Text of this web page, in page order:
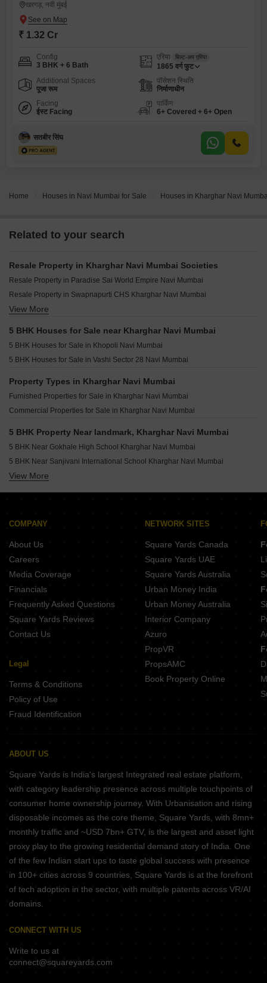
खरगड़, नवी मुंबई
₹ 1.32 Cr
Config
3 BHK + 6 Bath
एरिया बिल्ट-अप एरिया
1865 वर्ग फुट
Additional Spaces
पूजा रूम
पॉसेशन स्थिति
निर्माणाधीन
Facing
ईस्ट Facing
पार्किंग
6+ Covered + 6+ Open
सतबीर सिंघ
Home Houses in Navi Mumbai for Sale Houses in Kharghar Navi
Related to your search
Resale Property in Kharghar Navi Mumbai Societies
Resale Property in Paradise Sai World Empire Navi Mumbai
Resale Property in Swapnapurti CHS Kharghar Navi Mumbai
Resale Property in Bageshree CHS Kharghar Navi Mumbai
Resale Property in Simran Sapphire Navi Mumbai
Resale Property in Balaji Delta Central Navi Mumbai
Resale Property in Bhagwati Greens 3 Navi Mumbai
Resale Property in Haware Splendor Navi Mumbai
View More
5 BHK Houses for Sale near Kharghar Navi Mumbai
5 BHK Houses for Sale in Khopoli Navi Mumbai
5 BHK Houses for Sale in Vashi Sector 28 Navi Mumbai
Property Types in Kharghar Navi Mumbai
Furnished Properties for Sale in Kharghar Navi Mumbai
Commercial Properties for Sale in Kharghar Navi Mumbai
5 BHK Property Near landmark, Kharghar Navi Mumbai
5 BHK Near Gokhale High School Kharghar Navi Mumbai
5 BHK Near Sanjivani International School Kharghar Navi Mumbai
5 BHK Near Bal Bharti Public School Kharghar Navi Mumbai
5 BHK Near KPC English High School Kharghar Navi Mumbai
5 BHK Near Little Angels School Kharghar Navi Mumbai
5 BHK Near New Gurukul International School Kharghar Navi Mumbai
5 BHK Near Ryan Global School Kharghar Navi Mumbai
View More
COMPANY
About Us
Careers
Media Coverage
Financials
Frequently Asked Questions
Square Yards Reviews
Contact Us
Legal
Terms & Conditions
Policy of Use
Fraud Identification
NETWORK SITES
Square Yards Canada
Square Yards UAE
Square Yards Australia
Urban Money India
Urban Money Australia
Interior Company
Azuro
PropVR
PropsAMC
Book Property Online
ABOUT US
Square Yards is India's largest Integrated real estate platform,
with category leadership presence across multiple touchpoints of
consumer home ownership journey. With Urbanisation and rising
disposable incomes as the core theme, Square Yards, with 8mn+
monthly traffic and ~USD 7bn+ GTV, is the largest and asset light
proxy play to the growing residential demand story of India. One
of the few Indian start ups to taste global success with presence
in 100+ cities across 9 countries, Square Yards is at the forefront
of tech adoption in the sector, with multiple patents across VR/AI
domains.
CONNECT WITH US
Write to us at
connect@squareyards.com